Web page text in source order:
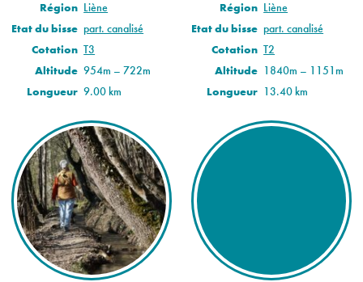
Région Liène
Etat du bisse part. canalisé
Cotation T3
Altitude 954m – 722m
Longueur 9.00 km
Région Liène
Etat du bisse part. canalisé
Cotation T2
Altitude 1840m – 1151m
Longueur 13.40 km